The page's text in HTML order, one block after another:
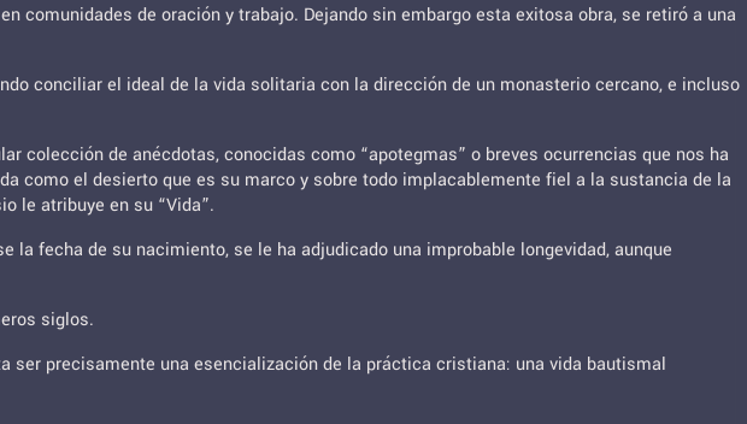
comunidades de oración y trabajo. Dejando sin embargo esta exitosa obra, se retiró a una
conciliar el ideal de la vida solitaria con la dirección de un monasterio cercano, e incluso
colección de anécdotas, conocidas como “apotegmas” o breves ocurrencias que nos ha
como el desierto que es su marco y sobre todo implacablemente fiel a la sustancia de la
le atribuye en su “Vida”.
fecha de su nacimiento, se le ha adjudicado una improbable longevidad, aunque
siglos.
ser precisamente una esencialización de la práctica cristiana: una vida bautismal